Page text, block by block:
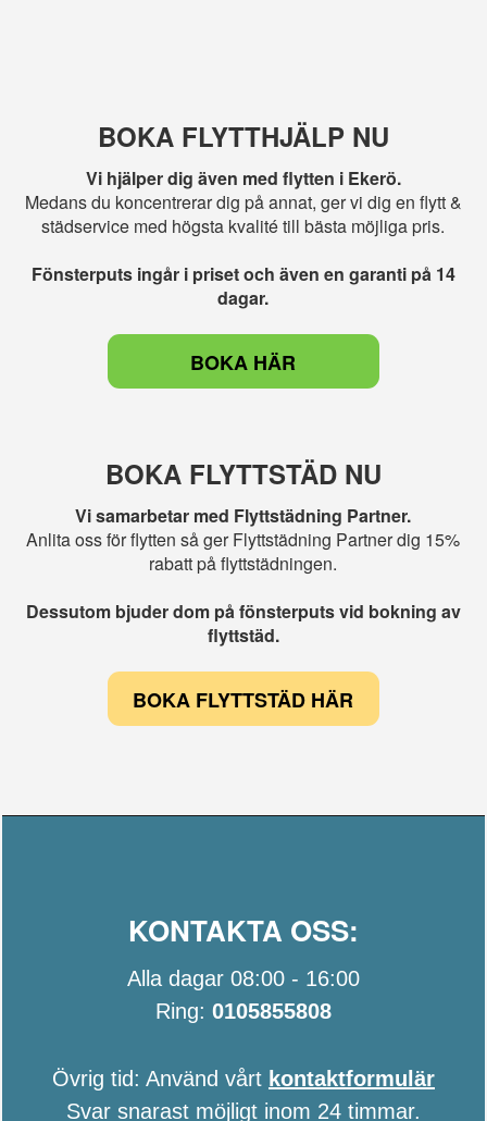
BOKA FLYTTHJÄLP NU
Vi hjälper dig även med flytten i Ekerö.
Medans du koncentrerar dig på annat, ger vi dig en flytt &
städservice med högsta kvalité till bästa möjliga pris.
Fönsterputs ingår i priset och även en garanti på 14
dagar.
BOKA HÄR
BOKA FLYTTSTÄD NU
Vi samarbetar med Flyttstädning Partner.
Anlita oss för flytten så ger Flyttstädning Partner dig 15%
rabatt på flyttstädningen.
Dessutom bjuder dom på fönsterputs vid bokning av
flyttstäd.
BOKA FLYTTSTÄD HÄR
KONTAKTA OSS:
Alla dagar 08:00 - 16:00
Ring: 0105855808
Övrig tid: Använd vårt kontaktformulär
Svar snarast möjligt inom 24 timmar.